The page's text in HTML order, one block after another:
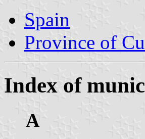
Spain
Province of
Index of
A